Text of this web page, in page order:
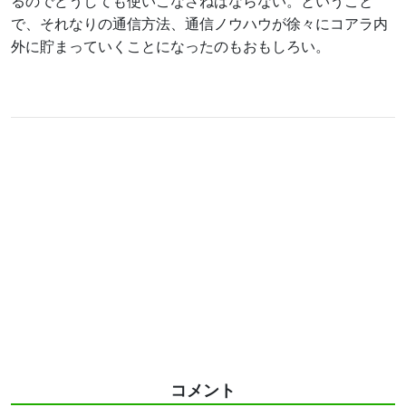
で、それなりの通信方法、通信ノウハウが徐々にコアラ内
外に貯まっていくことになったのもおもしろい。
コメント